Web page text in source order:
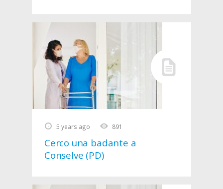
5 years ago 891
Cerco una badante a
Conselve (PD)